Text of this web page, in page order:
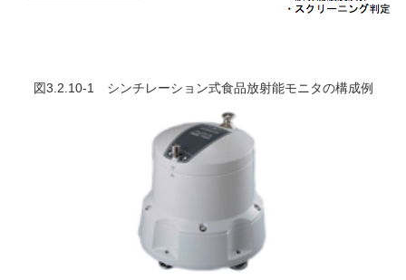
図3.2.10-1 シンチレーション式食品放射能モニタの構成例